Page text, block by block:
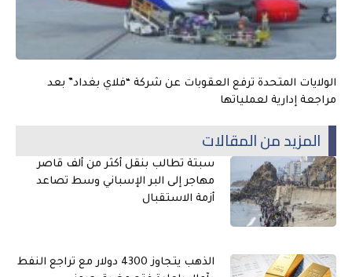
الولايات المتحدة ترفع العقوبات عن شركة “فلاي بغداد” بعد
مراجعة إدارية لعملياتها
المزيد من المقالات
سبتة تطالب بنقل أكثر من ألف قاصر
مهاجر إلى البر الإسباني وسط تصاعد
أزمة الاستقبال
الذهب يتجاوز 4300 دولار مع تراجع النفط